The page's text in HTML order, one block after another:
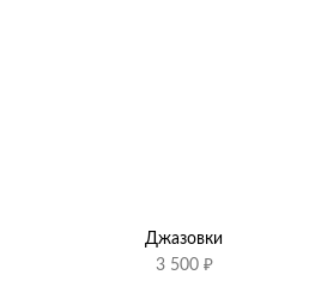
Джазовки
3 500 ₽